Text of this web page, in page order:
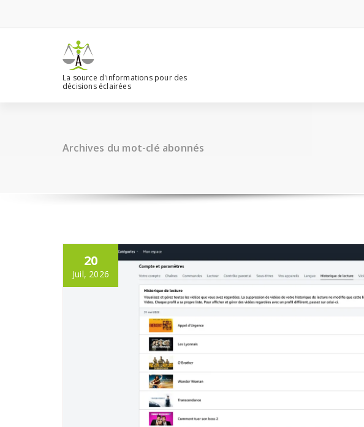
contenu
La source d'informations pour des
décisions éclairées
Archives du mot-clé abonnés
20
Juil, 2026